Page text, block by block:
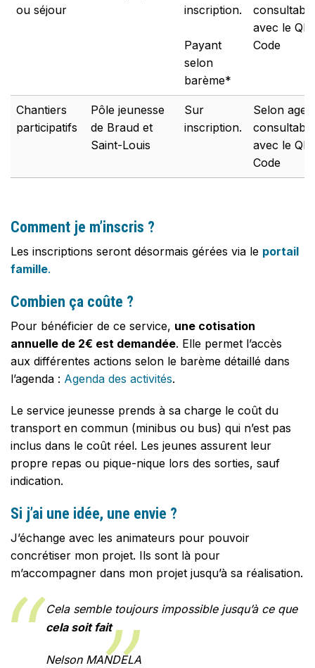
ou séjour
inscription.
Payant
selon
barème*
consultable
avec le QR
Code
Chantiers
participatifs
Pôle jeunesse
de Braud et
Saint-Louis
Sur
inscription.
Selon
consultable
avec le QR
Code
Comment je m’inscris ?
Les inscriptions seront désormais gérées via le portail
famille.
Combien ça coûte ?
Pour bénéficier de ce service, une cotisation
annuelle de 2€ est demandée. Elle permet l’accès
aux différentes actions selon le barème détaillé dans
l’agenda : Agenda des activités.
Le service jeunesse prends à sa charge le coût du
transport en commun (minibus ou bus) qui n’est pas
inclus dans le coût réel. Les jeunes assurent leur
propre repas ou pique-nique lors des sorties, sauf
indication.
Si j’ai une idée, une envie ?
J’échange avec les animateurs pour pouvoir
concrétiser mon projet. Ils sont là pour
m’accompagner dans mon projet jusqu’à sa réalisation.
Cela semble toujours impossible jusqu’à ce que
cela soit fait
Nelson MANDELA